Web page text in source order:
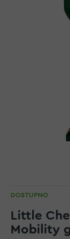
DOSTUPNO
Little
Mobility